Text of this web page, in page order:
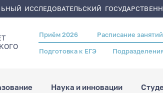
ИССЛЕДОВАТЕЛЬСКИЙ
Header
menu
Приём 2026 Расписание занятий
Подготовка к ЕГЭ
Наука и инновации